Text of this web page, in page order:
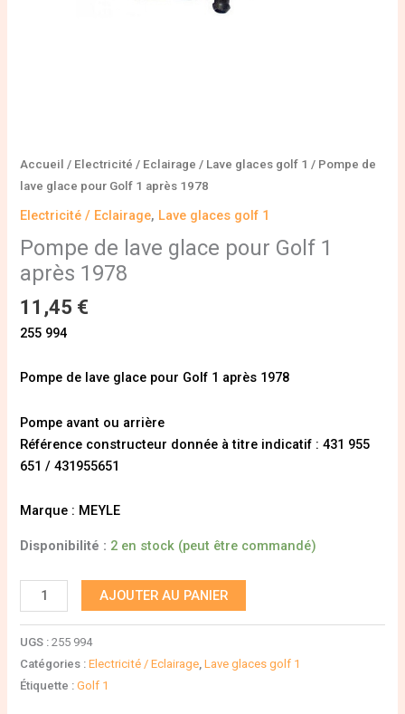
Accueil / Electricité / Eclairage / Lave glaces golf 1 / Pompe de
lave glace pour Golf 1 après 1978
Electricité / Eclairage, Lave glaces golf 1
Pompe de lave glace pour Golf 1
après 1978
11,45 €
255 994
Pompe de lave glace pour Golf 1 après 1978
Pompe avant ou arrière
Référence constructeur donnée à titre indicatif : 431 955
651 / 431955651
Marque : MEYLE
Disponibilité : 2 en stock (peut être commandé)
AJOUTER AU PANIER
UGS :255 994
Catégories :Electricité / Eclairage ,Lave glaces golf 1
Étiquette :Golf 1